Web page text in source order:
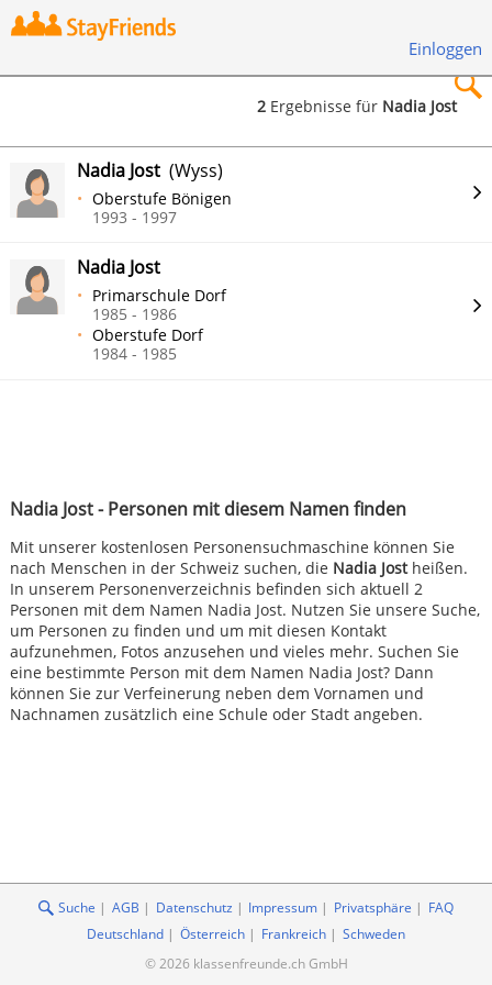
Einloggen
Suchen
2 Ergebnisse für Nadia Jost
Nadia Jost - Personen mit diesem Namen finden
Mit unserer kostenlosen Personensuchmaschine können Sie
nach Menschen in der Schweiz suchen, die Nadia Jostheißen.
In unserem Personenverzeichnis befinden sich aktuell 2
Personen mit dem Namen Nadia Jost. Nutzen Sie unsere Suche,
um Personen zu finden und um mit diesen Kontakt
aufzunehmen, Fotos anzusehen und vieles mehr. Suchen Sie
eine bestimmte Person mit dem Namen Nadia Jost? Dann
können Sie zur Verfeinerung neben dem Vornamen und
Nachnamen zusätzlich eine Schule oder Stadt angeben.
Nadia Jost (Wyss)
Oberstufe Bönigen
1993 - 1997
Nadia Jost
Primarschule Dorf
1985 - 1986
Oberstufe Dorf
1984 - 1985
Suche AGB Datenschutz Impressum Privatsphäre
FAQ
Deutschland
Österreich Frankreich
Schweden
© 2026 klassenfreunde.ch GmbH